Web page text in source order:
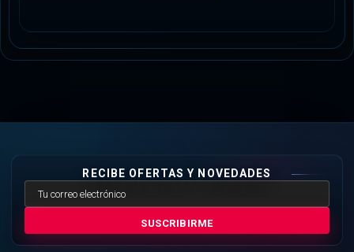
RECIBE OFERTAS Y NOVEDADES
SUSCRIBIRME